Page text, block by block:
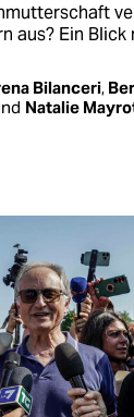
aus? Ein Blick
Bilanceri,
Natalie